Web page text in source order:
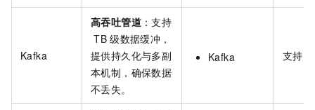
Kafka
高吞吐管道 ：支持
TB 级数据缓冲，
提供持久化与多副
本机制，确保数据
不丢失。
Kafka 支持